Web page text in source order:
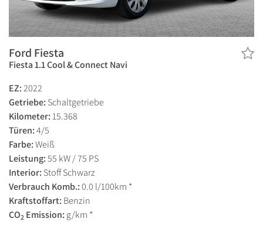
Ford Fiesta
Fiesta 1.1 Cool & Connect Navi
EZ:2022
Getriebe: Schaltgetriebe
Kilometer: 15.368
Türen:4/5
Farbe:Weiß
Leistung:55 kW / 75 PS
Interior: Stoff Schwarz
Verbrauch Komb.:0.0 l/100km *
Kraftstoffart: Benzin
CO2 Emission: g/km *